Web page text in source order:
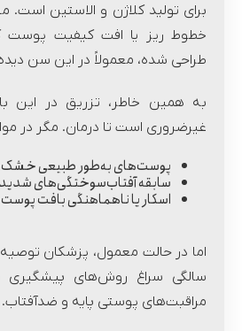
برای تولید کلاژن و الاستین
خطوط ریز یا افت کیفیت پوست
طراحی شده، معمولاً در این سن
به همین خاطر، تزریق در این
غیرضروری است تا درمان. مگر در
پوست‌های به‌طور طبیعی خشک
سابقه آفتاب‌سوختگی‌های شدید
اسکار یا ناهماهنگی بافت پوست
سالگی سراغ روش‌های پیشگیری
مراقبت‌های پوستی پایه و ضدآفتاب.